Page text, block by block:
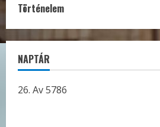
Történelem
NAPTÁR
26. Av 5786